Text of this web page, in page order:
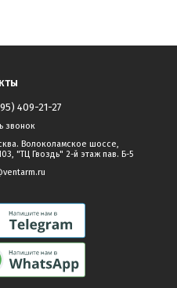
409-21-27
звонок
Волоколамское шоссе,
"ТЦ Гвоздь" 2-й этаж пав. Б-5